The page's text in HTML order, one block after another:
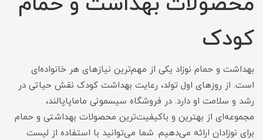
کودک
بهداشت و حمام نوزاد یکی از مهم‌ترین نیازهای هر خانواده‌ای
است. از روزهای اول تولد، رعایت بهداشت کودک نقش حیاتی در
رشد و سلامت او دارد. در فروشگاه سیسمونی ماماپاپالند،
مجموعه‌ای از بهترین و باکیفیت‌ترین محصولات بهداشتی و حمام
برای نوزادان ارائه می‌دهیم. شما می‌توانید با استفاده از لیست